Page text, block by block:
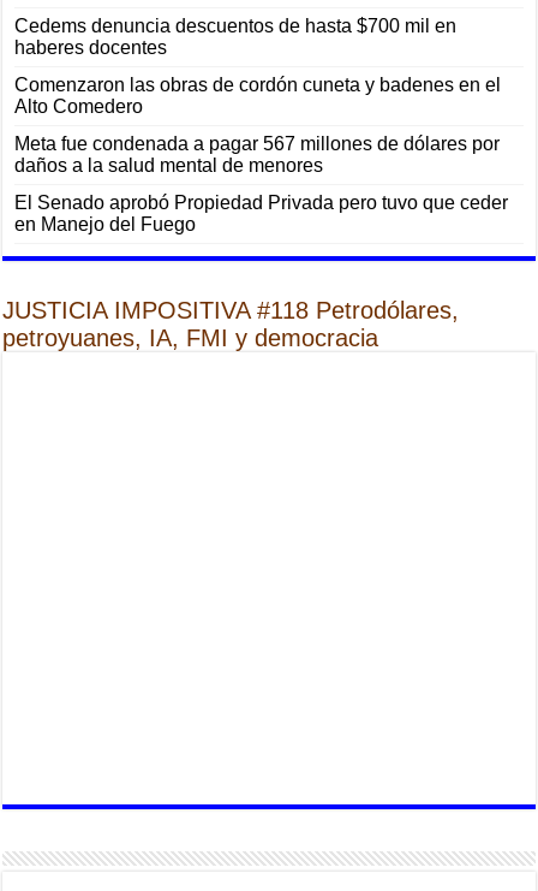
Cedems denuncia descuentos de hasta $700 mil en
haberes docentes
Comenzaron las obras de cordón cuneta y badenes en el
Alto Comedero
Meta fue condenada a pagar 567 millones de dólares por
daños a la salud mental de menores
El Senado aprobó Propiedad Privada pero tuvo que ceder
en Manejo del Fuego
JUSTICIA IMPOSITIVA #118 Petrodólares,
petroyuanes, IA, FMI y democracia